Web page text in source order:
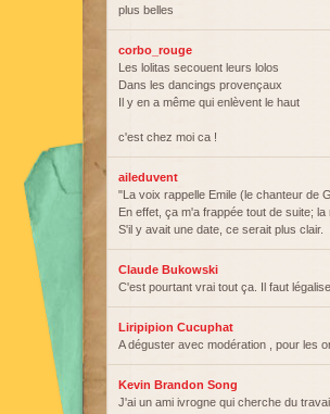
plus belles
corbo_rouge
Les lolitas secouent leurs lolos
Dans les dancings provençaux
Il y en a même qui enlèvent le haut
c'est chez moi ca !
aileduvent
"La voix rappelle Emile (le chanteur de
En effet, ça m'a frappée tout de suite;
S'il y avait une date, ce serait plus clair.
Claude Bukowski
C'est pourtant vrai tout ça. Il faut
Liripipion Cucuphat
A déguster avec modération , pour les
Kevin Brandon Song
J'ai un ami ivrogne qui cherche du